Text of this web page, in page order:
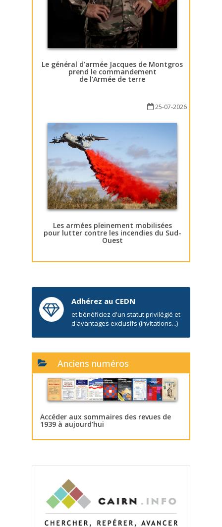
Le général d’armée Jacques de Montgros
prend le commandement
de l’Armée de terre
25-07-2026
Les armées pleinement mobilisées
pour lutter contre les incendies du Sud-
Ouest
Adhérez au CEDN
et bénéficiez d'un statut privilégié et
d'avantages exclusifs (invitations...)
Anciens numéros
Accéder aux sommaires des revues de
1939 à aujourd’hui